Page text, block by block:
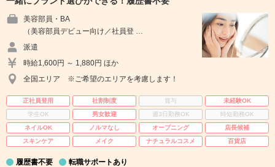
美容部員・BA
（美容部員デビュー向け／社員登 …
派遣
時給1,600円 ～ 1,880円 ほか
全国エリア ※ご希望のエリアを考慮します！
正社員登用 社割制度 賞与
未経験OK
学生OK
男女歓迎 週3日勤務OK
時短勤務OK
ネイルOK
ノルマなし オープニング
店長候補
スキンケア
メイク ナチュラルコスメ 百貨店
履歴書不要 転職サポートあり